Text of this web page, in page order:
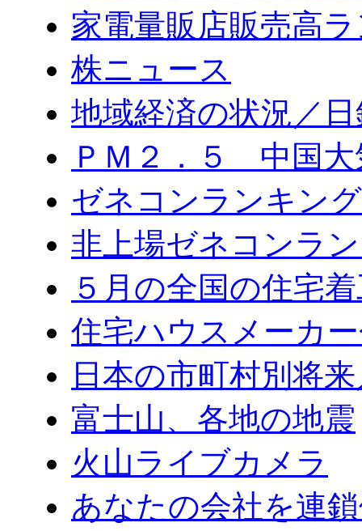
家電量販店販売高
株ニュース
地域経済の状況／
ＰＭ２．５ 中国大
ゼネコンランキン
非上場ゼネコンラ
５月の全国の住宅
住宅ハウスメーカ
日本の市町村別将
富士山、各地の地震
火山ライブカメラ
あなたの会社を連